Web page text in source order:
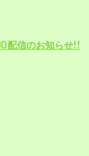
配信のお知らせ!!